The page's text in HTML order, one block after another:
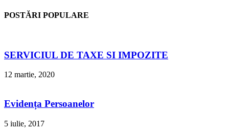
POSTĂRI POPULARE
SERVICIUL DE TAXE SI IMPOZITE
12 martie, 2020
Evidența Persoanelor
5 iulie, 2017